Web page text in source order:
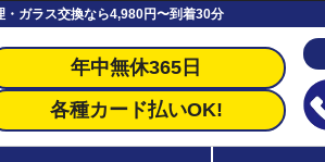
・ガラス交換なら4,980円〜到着30分
年中無休365日
各種カード払いOK!